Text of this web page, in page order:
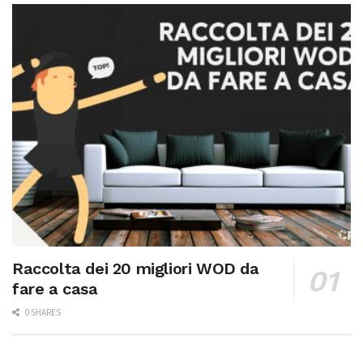
Raccolta dei 20 migliori WOD da
fare a casa
0 SHARES